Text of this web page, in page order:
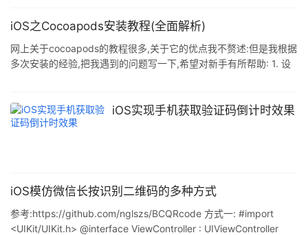
Safari中网站的辅助功能,即使网站在视口中设置了user-scalable =
iOS之Cocoapods安装教程(全面解析)
网上关于cocoapods的教程很多,关于它的优点我不赘述:但是我根据
多次安装的经验,把我遇到的问题写一下,希望对新手有所帮助: 1. 设
https://rubygems.org/ 添加新的 $ sudo gem sources -a
https://ruby.taobao.org/ 出现如下提示,即为设置成功 $ sudo gem
iOS实现手机获取验证码倒计时效果
iOS模仿微信长按识别二维码的多种方式
参考:https://github.com/nglszs/BCQRcode 方式一: #import
<UIKit/UIKit.h> @interface ViewController : UIViewController